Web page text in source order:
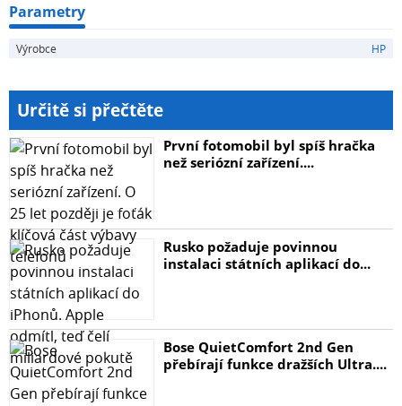
Parametry
Výrobce HP
Určitě si přečtěte
První fotomobil byl spíš hračka
než seriózní zařízení....
Rusko požaduje povinnou
instalaci státních aplikací do...
Bose QuietComfort 2nd Gen
přebírají funkce dražších Ultra....